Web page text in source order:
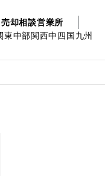
売却相談営業所
東中部関西中四国九州